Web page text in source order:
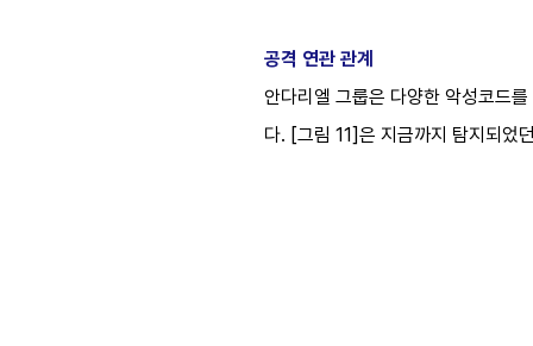
공격 연관 관계
안다리엘 그룹은 다양한 악성코드
다. [그림 11]은 지금까지 탐지되었